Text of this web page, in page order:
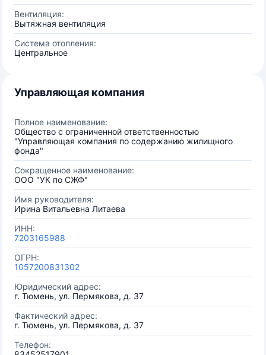
Вентиляция:
Вытяжная вентиляция
Система отопления:
Центральное
Управляющая компания
Полное наименование:
Общество с ограниченной ответственностью
"Управляющая компания по содержанию жилищного
фонда"
Сокращенное наименование:
ООО "УК по СЖФ"
Имя руководителя:
Ирина Витальевна Литаева
ИНН:
7203165988
ОГРН:
1057200831302
Юридический адрес:
г. Тюмень, ул. Пермякова, д. 37
Фактический адрес:
г. Тюмень, ул. Пермякова, д. 37
Телефон: